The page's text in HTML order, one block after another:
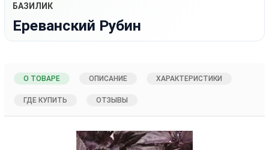
БАЗИЛИК
Ереванский Рубин
О ТОВАРЕ ОПИСАНИЕ ХАРАКТЕРИСТИКИ
ГДЕ КУПИТЬ ОТЗЫВЫ